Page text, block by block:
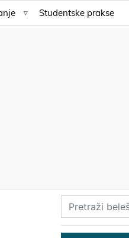
Studentske prakse